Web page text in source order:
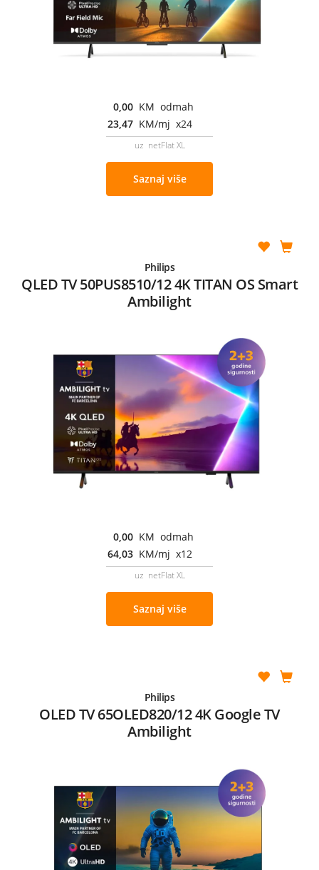
0,00 KM odmah
23,47 KM/mj x24
uz netFlat XL
Saznaj više
Philips
QLED TV 50PUS8510/12 4K TITAN OS Smart
Ambilight
0,00 KM odmah
64,03 KM/mj x12
uz netFlat XL
Saznaj više
Philips
OLED TV 65OLED820/12 4K Google TV
Ambilight